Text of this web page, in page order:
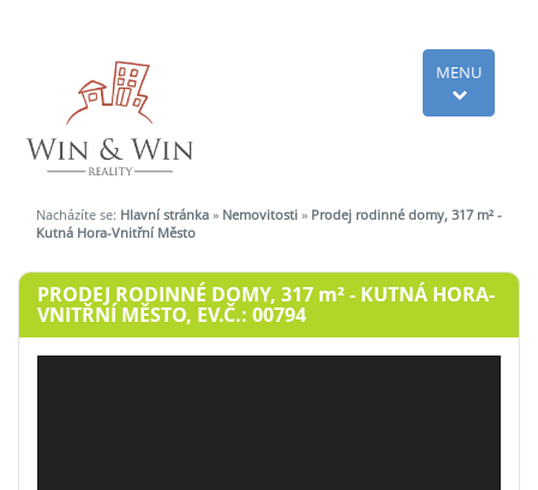
MENU
Nacházíte se: Hlavní stránka » Nemovitosti » Prodej rodinné domy, 317 m² -
Kutná Hora-Vnitřní Město
PRODEJ RODINNÉ DOMY, 317 m²- KUTNÁ HORA-
VNITŘNÍ MĚSTO, EV.Č.: 00794